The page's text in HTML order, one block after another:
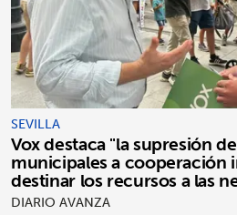
SEVILLA
Vox destaca "la supresión
municipales a cooperación
destinar los recursos a las
sevillanos"
DIARIO AVANZA